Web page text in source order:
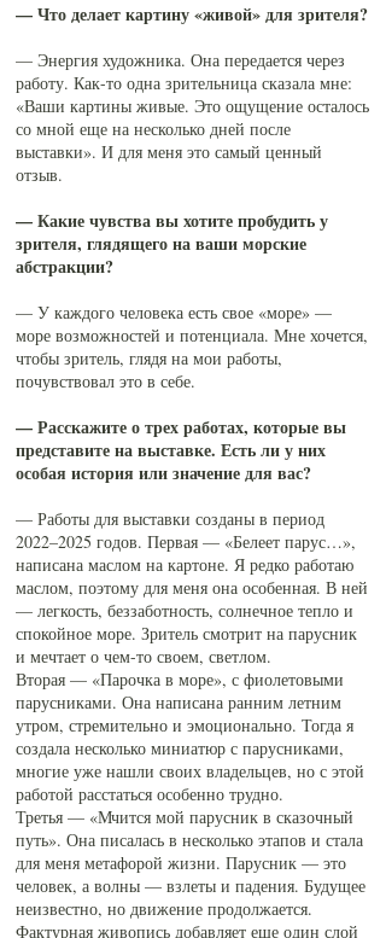
— Что делает картину «живой» для зрителя?
— Энергия художника. Она передается через
работу. Как-то одна зрительница сказала мне:
«Ваши картины живые. Это ощущение осталось
со мной еще на несколько дней после
выставки». И для меня это самый ценный
отзыв.
— Какие чувства вы хотите пробудить у
зрителя, глядящего на ваши морские
абстракции?
— У каждого человека есть свое «море» —
море возможностей и потенциала. Мне хочется,
чтобы зритель, глядя на мои работы,
почувствовал это в себе.
— Расскажите о трех работах, которые вы
представите на выставке. Есть ли у них
особая история или значение для вас?
— Работы для выставки созданы в период
2022–2025 годов. Первая — «Белеет парус…»,
написана маслом на картоне. Я редко работаю
маслом, поэтому для меня она особенная. В ней
— легкость, беззаботность, солнечное тепло и
спокойное море. Зритель смотрит на парусник
и мечтает о чем-то своем, светлом.
Вторая — «Парочка в море», с фиолетовыми
парусниками. Она написана ранним летним
утром, стремительно и эмоционально. Тогда я
создала несколько миниатюр с парусниками,
многие уже нашли своих владельцев, но с этой
работой расстаться особенно трудно.
Третья — «Мчится мой парусник в сказочный
путь». Она писалась в несколько этапов и стала
для меня метафорой жизни. Парусник — это
человек, а волны — взлеты и падения. Будущее
неизвестно, но движение продолжается.
Фактурная живопись добавляет еще один слой